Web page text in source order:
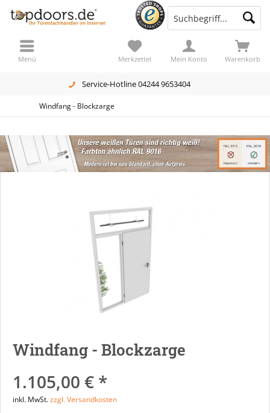
Service-Hotline 04244 9653404
Warenkorb
Merkzettel Mein Konto
Menü
Windfang - Blockzarge
Windfang - Blockzarge
1.105,00 € *
inkl. MwSt.zzgl. Versandkosten